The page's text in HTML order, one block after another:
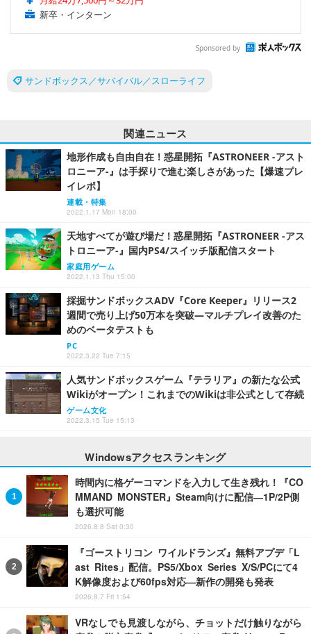
新卒・インターン
Sponsored by
サンドボックス／サバイバル／スローライフ
関連ニュース
地形作成も自由自在！惑星開拓『ASTRONEER -アスト
ロニーア-』は手探りで進む楽しさがあった【爆速プレ
イレポ】
連載・特集
2022.1.17 Mon 18:00
天地すべてが遊び場だ！惑星開拓『ASTRONEER -アス
トロニーア-』国内PS4/スイッチ版配信スタート
家庭用ゲーム
2022.1.13 Thu 15:00
採掘サンドボックスADV『Core Keeper』リリース2
週間で売り上げ50万本を突破―マルチプレイ改善のた
めのベータテストも
PC
2022.3.22 Tue 7:15
人気サンドボックスゲーム『テラリア』の新たな公式
Wikiがオープン！これまでのWikiは非公式として存続
ゲーム文化
2022.3.15 Tue 15:13
Windowsアクセスランキング
時間内に格ゲーコマンドを入力して生き残れ！『CO
MMAND MONSTER』Steam向けに配信―1P/2P側
も選択可能
2026.8.8 Sat 0:30
『ゴーストリコン ワイルドランズ』無料アプデ「L
ast Rites」配信。PS5/Xbox Series X/S/PCにて4
K解像度および60fps対応―新作の開発も発表
2026.8.7 Fri 1:54
VRなしでも見渡しながら、チョットだけ触りながら